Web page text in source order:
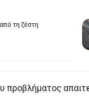
τη ζέστη
προβλήματος